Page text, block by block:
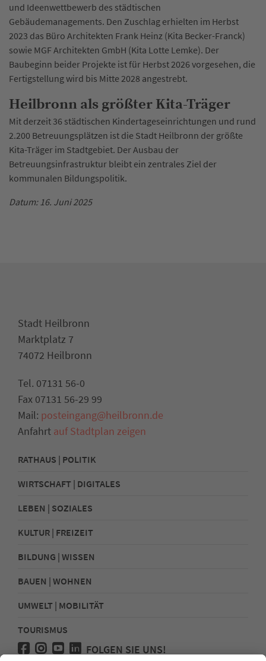
und Ideenwettbewerb des städtischen
Gebäudemanagements. Den Zuschlag erhielten im Herbst
2023 das Büro Architekten Frank Heinz (Kita Becker-Franck)
sowie MGF Architekten GmbH (Kita Lotte Lemke). Der
Baubeginn beider Projekte ist für Herbst 2026 vorgesehen, die
Fertigstellung wird bis Mitte 2028 angestrebt.
Heilbronn als größter Kita-Träger
Mit derzeit 36 städtischen Kindertageseinrichtungen und rund
2.200 Betreuungsplätzen ist die Stadt Heilbronn der größte
Kita-Träger im Stadtgebiet. Der Ausbau der
Betreuungsinfrastruktur bleibt ein zentrales Ziel der
kommunalen Bildungspolitik.
Datum: 16. Juni 2025
Stadt Heilbronn
Marktplatz 7
74072 Heilbronn
Tel. 07131 56-0
Fax 07131 56-29 99
Mail: posteingang@heilbronn.de
Anfahrt auf Stadtplan zeigen
RATHAUS | POLITIK
WIRTSCHAFT | DIGITALES
LEBEN | SOZIALES
KULTUR | FREIZEIT
BILDUNG | WISSEN
BAUEN | WOHNEN
UMWELT | MOBILITÄT
TOURISMUS
FOLGEN SIE UNS!